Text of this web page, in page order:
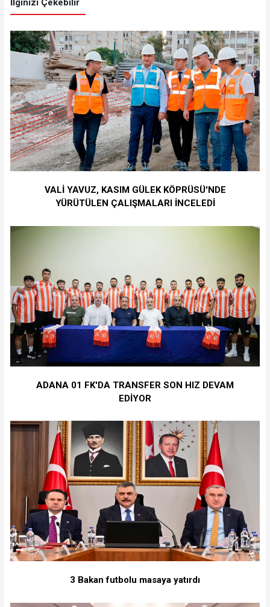
İlginizi Çekebilir
VALİ YAVUZ, KASIM GÜLEK KÖPRÜSÜ'NDE
YÜRÜTÜLEN ÇALIŞMALARI İNCELEDİ
ADANA 01 FK'DA TRANSFER SON HIZ DEVAM
EDİYOR
3 Bakan futbolu masaya yatırdı